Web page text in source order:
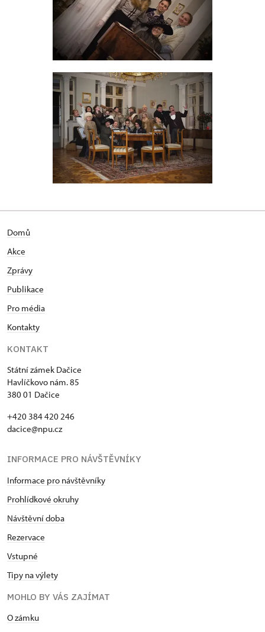
Domů
Akce
Zprávy
Publikace
Pro média
Kontakty
KONTAKT
Státní zámek Dačice
Havlíčkovo nám. 85
380 01 Dačice
+420 384 420 246
dacice@npu.cz
INFORMACE PRO NÁVŠTĚVNÍKY
Informace pro návštěvníky
Prohlídkové okruhy
Návštěvní doba
Rezervace
Vstupné
Tipy na výlety
MOHLO BY VÁS ZAJÍMAT
O zámku